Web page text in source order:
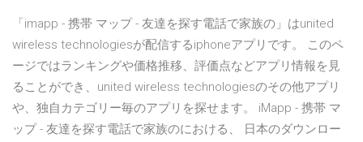
「imapp - 携帯 マップ - 友達を探す電話で家族の」はunited
wireless technologiesが配信するiphoneアプリです。 このペ
ージではランキングや価格推移、評価点などアプリ情報を見
ることができ、united wireless technologiesのその他アプリ
や、独自カテゴリー毎のアプリを探せます。 iMapp - 携帯 マ
ップ - 友達を探す電話で家族のにおける、 日本のダウンロー